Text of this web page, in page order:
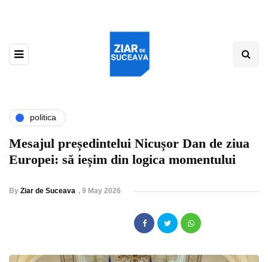
politica
Mesajul președintelui Nicușor Dan de ziua
Europei: să ieșim din logica momentului
By Ziar de Suceava , 9 May 2026